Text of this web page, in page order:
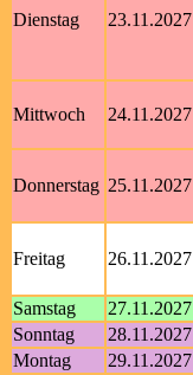
Dienstag 23.11.2027
Mittwoch 24.11.2027
Donnerstag 25.11.2027
Freitag 26.11.2027
Samstag
27.11.2027
Sonntag
28.11.2027
Montag
29.11.2027